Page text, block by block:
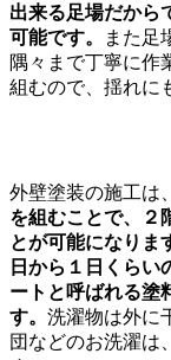
出来る足場だから
可能です。
また足
隅々まで丁寧に作
組むので、揺れに
外壁塗装の施工は
を組むことで、２
とが可能になりま
日から１日くらい
ートと呼ばれる塗
す。 洗濯物は外に
団などのお洗濯は